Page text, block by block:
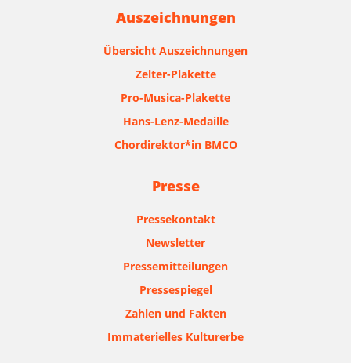
Auszeichnungen
Übersicht Auszeichnungen
Zelter-Plakette
Pro-Musica-Plakette
Hans-Lenz-Medaille
Chordirektor*in BMCO
Presse
Pressekontakt
Newsletter
Pressemitteilungen
Pressespiegel
Zahlen und Fakten
Immaterielles Kulturerbe